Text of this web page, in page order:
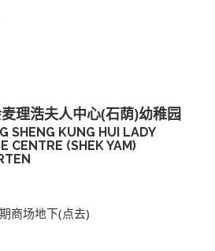
理浩夫人中心(石荫)幼稚园
SHENG KUNG HUI LADY
CENTRE (SHEK YAM)
商场地下(点去)